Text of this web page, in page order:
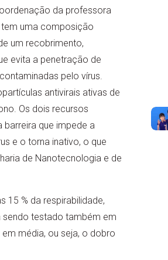
da professora
tem uma composição
um recobrimento,
evita a penetração de
pelo vírus.
antivirais ativas de
Os dois recursos
que impede a
e o torna inativo, o que
de Nanotecnologia e de
15 % da respirabilidade,
sendo testado também em
média, ou seja, o dobro